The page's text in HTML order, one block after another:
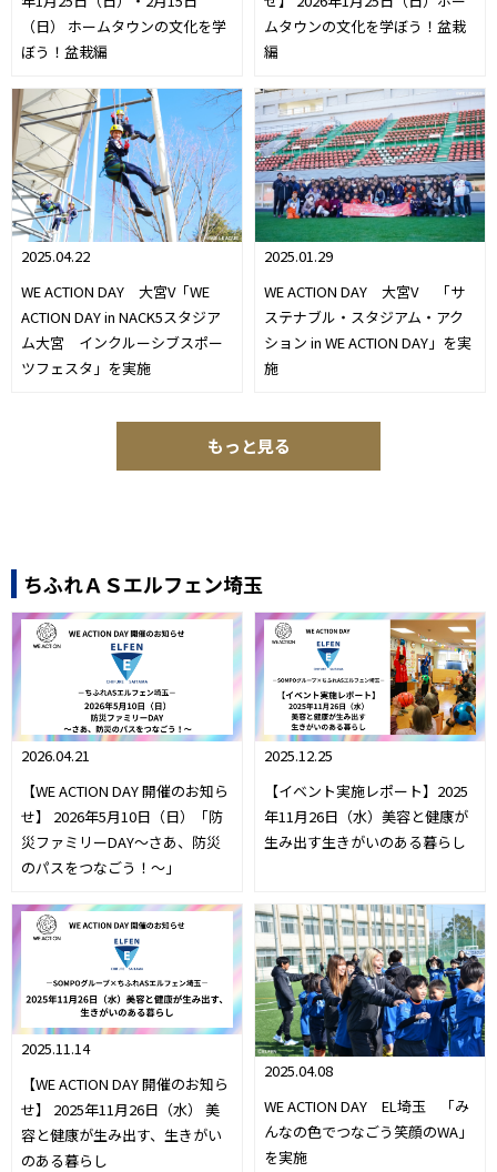
（日） ホームタウンの文化を学
ぼう！盆栽編
ムタウンの文化を学ぼう！盆栽
編
2025.04.22
WE ACTION DAY 大宮V「WE
ACTION DAY in NACK5スタジア
ム大宮 インクルーシブスポー
ツフェスタ」を実施
2025.01.29
WE ACTION DAY 大宮V 「サ
ステナブル・スタジアム・アク
ション in WE ACTION DAY」を実
施
もっと見る
ちふれＡＳエルフェン埼玉
2026.04.21
【WE ACTION DAY 開催のお知ら
せ】 2026年5月10日（日）「防
災ファミリーDAY～さあ、防災
のパスをつなごう！～」
2025.12.25
【イベント実施レポート】2025
年11月26日（水）美容と健康が
生み出す生きがいのある暮らし
2025.11.14
【WE ACTION DAY 開催のお知ら
せ】 2025年11月26日（水） 美
容と健康が生み出す、生きがい
のある暮らし
2025.04.08
WE ACTION DAY EL埼玉 「み
んなの色でつなごう笑顔のWA」
を実施